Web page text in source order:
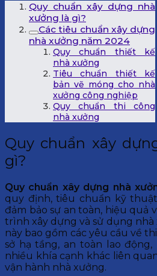
Quy chuẩn xây dựng nhà
xưởng là gì?
Các tiêu chuẩn xây dựng
nhà xưởng năm 2024
Quy chuẩn thiết kế
nhà xưởng
Tiêu chuẩn thiết kế
bản vẽ móng cho nhà
xưởng công nghiệp
Quy chuẩn thi công
nhà xưởng
Quy chuẩn xây
gì?
Quy chuẩn xây dựng nhà
quy định, tiêu chuẩn kỹ
đảm bảo sự an toàn, hiệu quả
trình xây dựng và sử dụng nhà
này bao gồm các yêu cầu về
sở hạ tầng, an toàn lao
nhiều khía cạnh khác liên
vận hành nhà xưởng.